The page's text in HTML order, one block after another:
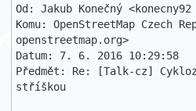
Od: Jakub Konečný
Komu: OpenStreetMap Czech
openstreetmap.org>
Datum: 7. 6. 2016 10:29:58
Předmět: Re: [Talk-cz]
stříškou